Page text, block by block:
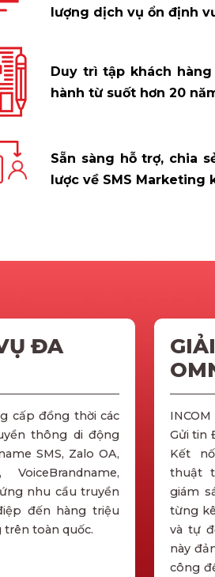
lượng dịch vụ ổn định
Duy trì tập khách
hành từ suốt hơn 20
Sẵn sàng hỗ trợ, chia
lược về SMS Marketing
ĐA
cấp đồng thời các
thông di động
SMS, Zalo OA,
ứng nhu cầu truyền
đến hàng triệu
trên toàn quốc.
Gửi tin
Kết
thuật
giám
từng
và tự
này
công